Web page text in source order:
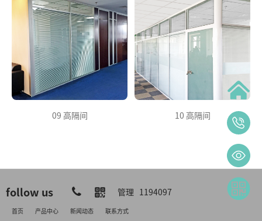
09 高隔间 10 高隔间
follow us 管理 1194097
首页 产品中心 新闻动态 联系方式